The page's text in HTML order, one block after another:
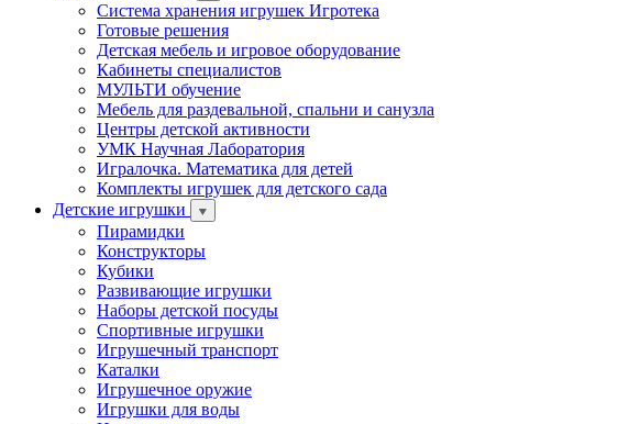
Система хранения игрушек Игротека
Готовые решения
Детская мебель и игровое оборудование
Кабинеты специалистов
МУЛЬТИ обучение
Мебель для раздевальной, спальни и санузла
Центры детской активности
УМК Научная Лаборатория
Игралочка. Математика для детей
Комплекты игрушек для детского сада
Детские игрушки
Пирамидки
Конструкторы
Кубики
Развивающие игрушки
Наборы детской посуды
Спортивные игрушки
Игрушечный транспорт
Каталки
Игрушечное оружие
Игрушки для воды